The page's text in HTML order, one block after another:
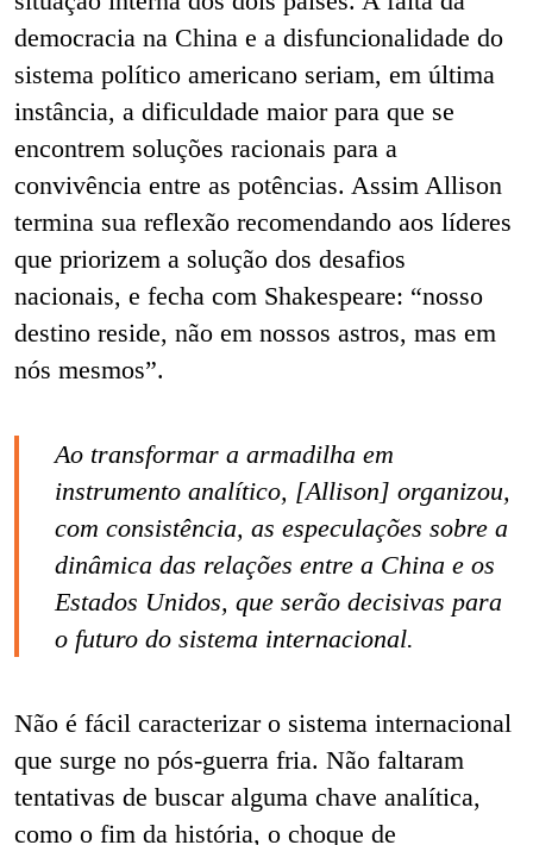
democracia na China e a disfuncionalidade do
sistema político americano seriam, em última
instância, a dificuldade maior para que se
encontrem soluções racionais para a
convivência entre as potências. Assim Allison
termina sua reflexão recomendando aos líderes
que priorizem a solução dos desafios
nacionais, e fecha com Shakespeare: “nosso
destino reside, não em nossos astros, mas em
nós mesmos”.
Ao transformar a armadilha em
instrumento analítico, [Allison] organizou,
com consistência, as especulações sobre a
dinâmica das relações entre a China e os
Estados Unidos, que serão decisivas para
o futuro do sistema internacional.
Não é fácil caracterizar o sistema internacional
que surge no pós-guerra fria. Não faltaram
tentativas de buscar alguma chave analítica,
como o fim da história, o choque de